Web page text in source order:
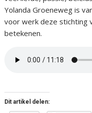
Yolanda Groeneweg is
voor werk deze stichting
betekenen.
Dit artikel delen: